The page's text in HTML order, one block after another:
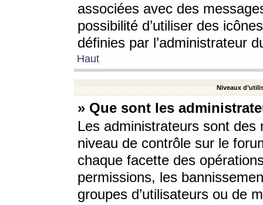
associées avec des
possibilité d’utiliser des
définies par l’administrateur
Haut
Niveaux
» Que sont les
Les administrateurs sont
niveau de contrôle sur le
chaque facette des
permissions, les
groupes d’utilisateurs ou de